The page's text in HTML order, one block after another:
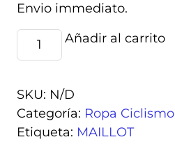
Envio immediato.
MAILLOT
IXCOR
cantidad
Añadir al carrito
SKU: N/D
Categoría: Ropa Ciclismo
Etiqueta: MAILLOT